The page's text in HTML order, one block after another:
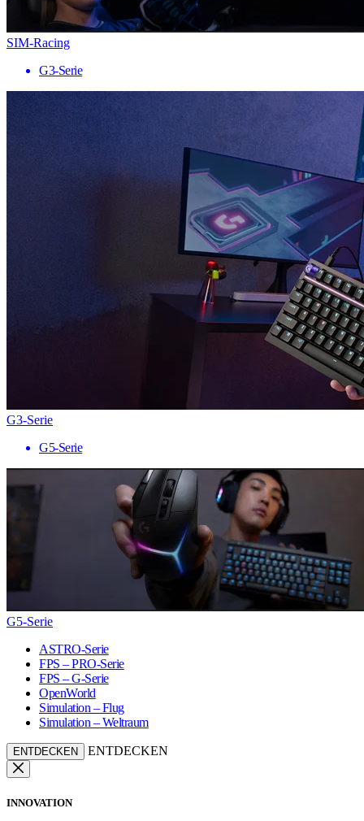
SIM-Racing
G3-Serie
G3-Serie
G5-Serie
G5-Serie
ASTRO-Serie
FPS – PRO-Serie
FPS – G-Serie
OpenWorld
Simulation – Flug
Simulation – Weltraum
ENTDECKEN ENTDECKEN
INNOVATION